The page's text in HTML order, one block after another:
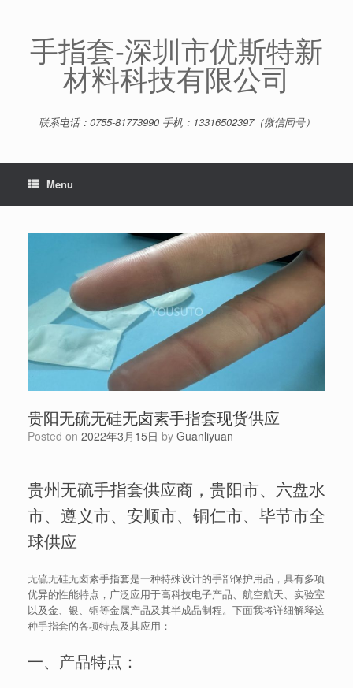
content手指套-深圳市优斯特新
材料科技有限公司
联系电话：0755-81773990 手机：13316502397（微信同号）
Menu
贵阳无硫无硅无卤素手指套现货供应
Posted on 2022年3月15日 by Guanliyuan
贵州无硫手指套供应商，贵阳市、六盘水
市、遵义市、安顺市、铜仁市、毕节市全
球供应
无硫无硅无卤素手指套是一种特殊设计的手部保护用品，具有多项
优异的性能特点，广泛应用于高科技电子产品、航空航天、实验室
以及金、银、铜等金属产品及其半成品制程。下面我将详细解释这
种手指套的各项特点及其应用：
一、产品特点：